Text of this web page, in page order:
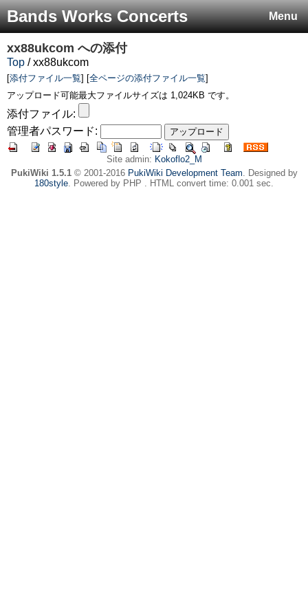
Menu
Bands Works Concerts
xx88ukcom への添付
Top / xx88ukcom
[添付ファイル一覧] [全ページの添付ファイル一覧]
アップロード可能最大ファイルサイズは 1,024KB です。
添付ファイル:
管理者パスワード:
Site admin: Kokoflo2_M
PukiWiki 1.5.1© 2001-2016 PukiWiki Development Team. Designed by
180style. Powered by PHP . HTML convert time: 0.001 sec.